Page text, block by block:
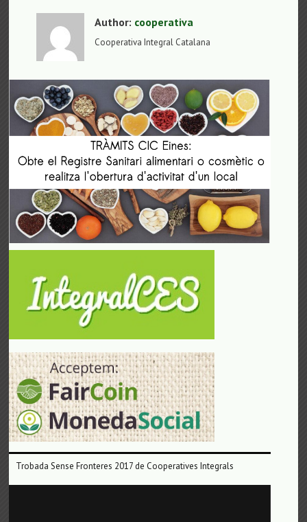
Author: cooperativa
Cooperativa Integral Catalana
Trobada Sense Fronteres 2017 de Cooperatives Integrals